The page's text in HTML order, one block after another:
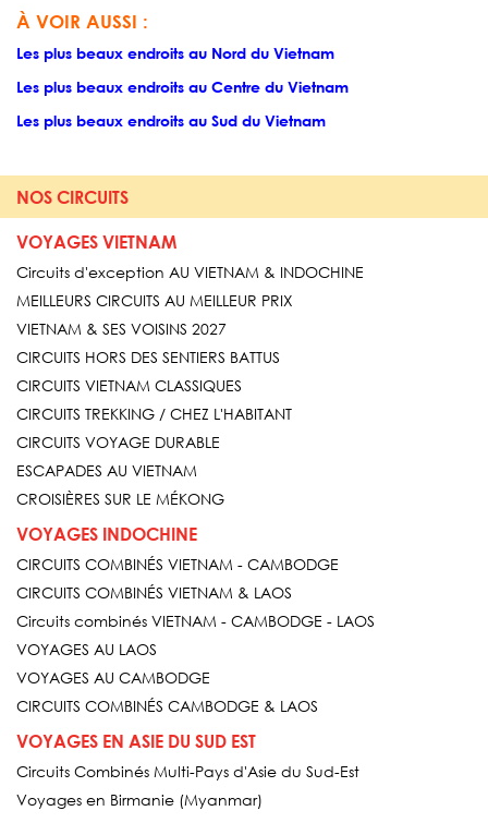
À VOIR AUSSI :
Les plus beaux endroits au Nord du Vietnam
Les plus beaux endroits au Centre du Vietnam
Les plus beaux endroits au Sud du Vietnam
NOS CIRCUITS
VOYAGES VIETNAM
Circuits d'exception AU VIETNAM & INDOCHINE
MEILLEURS CIRCUITS AU MEILLEUR PRIX
VIETNAM & SES VOISINS 2027
CIRCUITS HORS DES SENTIERS BATTUS
CIRCUITS VIETNAM CLASSIQUES
CIRCUITS TREKKING / CHEZ L'HABITANT
CIRCUITS VOYAGE DURABLE
ESCAPADES AU VIETNAM
CROISIÈRES SUR LE MÉKONG
VOYAGES INDOCHINE
CIRCUITS COMBINÉS VIETNAM - CAMBODGE
CIRCUITS COMBINÉS VIETNAM & LAOS
Circuits combinés VIETNAM - CAMBODGE - LAOS
VOYAGES AU LAOS
VOYAGES AU CAMBODGE
CIRCUITS COMBINÉS CAMBODGE & LAOS
VOYAGES EN ASIE DU SUD EST
Circuits Combinés Multi-Pays d'Asie du Sud-Est
Voyages en Birmanie (Myanmar)